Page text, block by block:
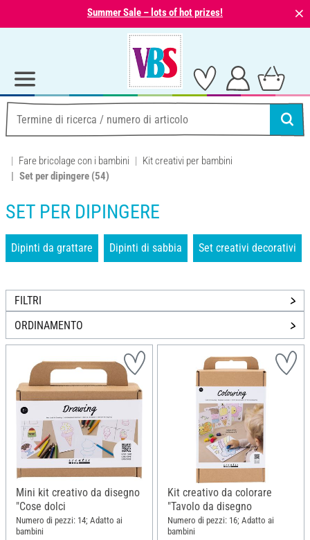
Summer Sale – lots of hot prizes! ⨯
Fare bricolage con i bambini
Kit creativi per bambini
Set per dipingere (54)
SET PER DIPINGERE
Dipinti da grattare Dipinti di sabbia Set creativi decorativi
FILTRI
ORDINAMENTO
Mini kit creativo da disegno
"Cose dolci
Numero di pezzi: 14; Adatto ai
bambini
Kit creativo da colorare
"Tavolo da disegno
Numero di pezzi: 16; Adatto ai
bambini